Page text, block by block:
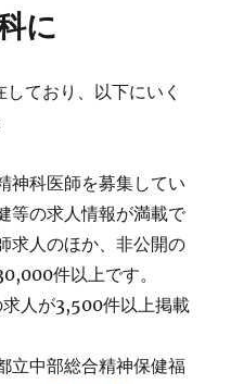
に
ており、以下にいく
神科医師を募集してい
等の求人情報が満載で
求人のほか、非公開の
件以上です。
人が3,500件以上掲載
立中部総合精神保健福